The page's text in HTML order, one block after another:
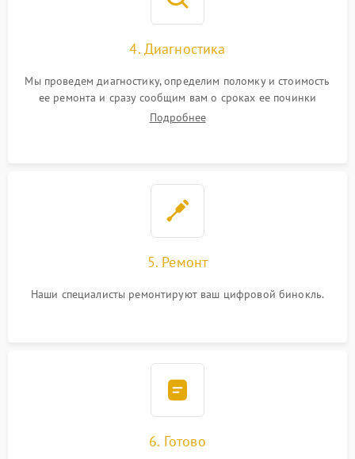
4. Диагностика
Мы проведем диагностику, определим поломку и стоимость
ее ремонта и сразу сообщим вам о сроках ее починки
Подробнее
5. Ремонт
Наши специалисты ремонтируют ваш цифровой бинокль.
6. Готово